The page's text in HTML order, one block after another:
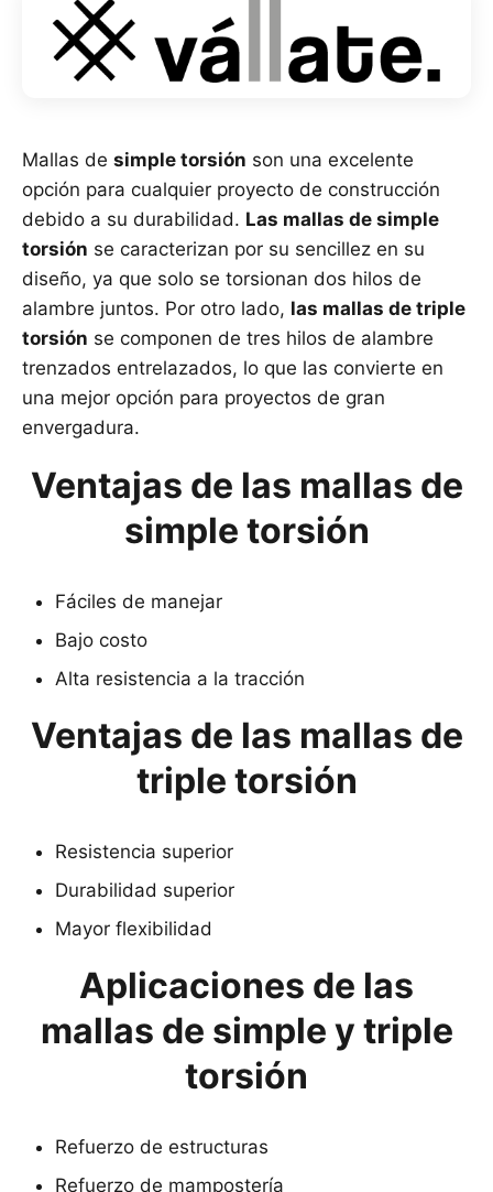
Mallas de simple torsión son una excelente
opción para cualquier proyecto de construcción
debido a su durabilidad. Las mallas de simple
torsión se caracterizan por su sencillez en su
diseño, ya que solo se torsionan dos hilos de
alambre juntos. Por otro lado, las mallas de triple
torsión se componen de tres hilos de alambre
trenzados entrelazados, lo que las convierte en
una mejor opción para proyectos de gran
envergadura.
Ventajas de las mallas de
simple torsión
Fáciles de manejar
Bajo costo
Alta resistencia a la tracción
Ventajas de las mallas de
triple torsión
Resistencia superior
Durabilidad superior
Mayor flexibilidad
Aplicaciones de las
mallas de simple y triple
torsión
Refuerzo de estructuras
Refuerzo de mampostería